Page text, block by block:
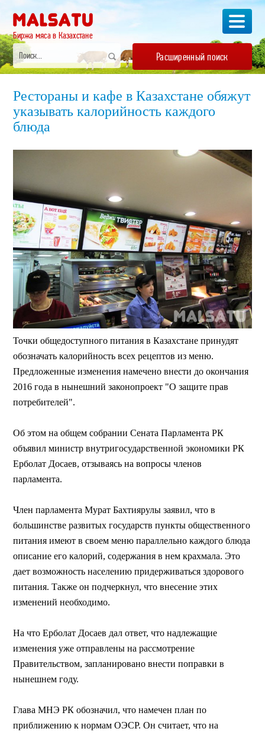
Биржа мяса в Казахстане
Расширенный поиск
Рестораны и кафе в Казахстане обяжут
указывать калорийность каждого
блюда
Точки общедоступного питания в Казахстане принудят
обозначать калорийность всех рецептов из меню.
Предложенные изменения намечено внести до окончания
2016 года в нынешний законопроект "О защите прав
потребителей".
Об этом на общем собрании Сената Парламента РК
объявил министр внутригосударственной экономики РК
Ерболат Досаев, отзываясь на вопросы членов
парламента.
Член парламента Мурат Бахтиярулы заявил, что в
большинстве развитых государств пункты общественного
питания имеют в своем меню параллельно каждого блюда
описание его калорий, содержания в нем крахмала. Это
дает возможность населению придерживаться здорового
питания. Также он подчеркнул, что внесение этих
изменений необходимо.
На что Ерболат Досаев дал ответ, что надлежащие
изменения уже отправлены на рассмотрение
Правительством, запланировано внести поправки в
нынешнем году.
Глава МНЭ РК обозначил, что намечен план по
приближению к нормам ОЭСР. Он считает, что на